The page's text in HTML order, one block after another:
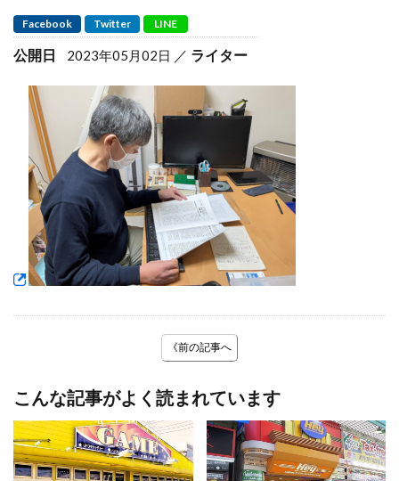
Facebook Twitter LINE
公開日 2023年05月02日 ライター
《前の記事へ
こんな記事がよく読まれています